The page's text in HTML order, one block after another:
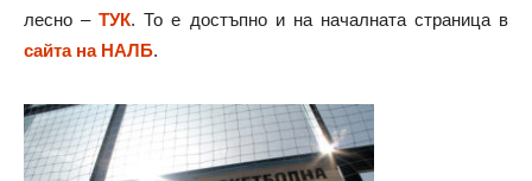
лесно –ТУК. То е достъпно и на началната страница в
сайта на НАЛБ.